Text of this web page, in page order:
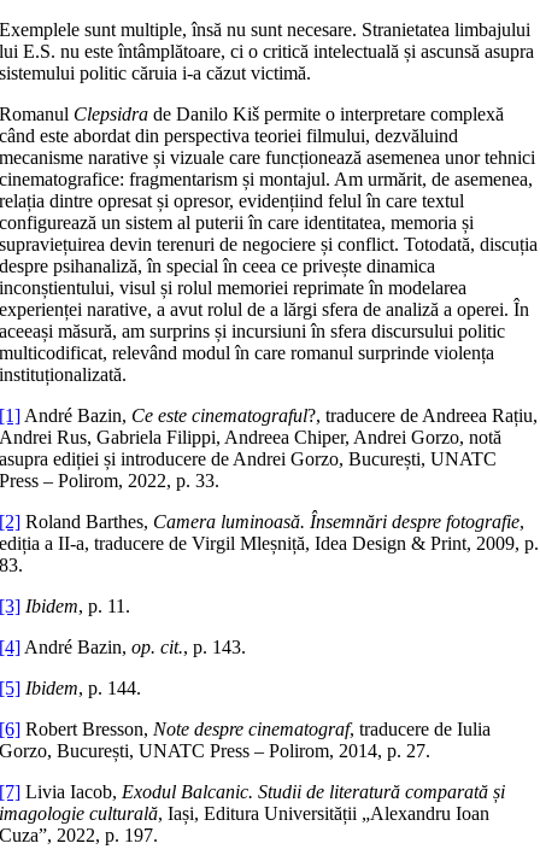
Exemplele sunt multiple, însă nu sunt necesare. Stranietatea limbajului
lui E.S. nu este întâmplătoare, ci o critică intelectuală și ascunsă asupra
sistemului politic căruia i-a căzut victimă.
Romanul Clepsidra de Danilo Kiš permite o interpretare complexă
când este abordat din perspectiva teoriei filmului, dezvăluind
mecanisme narative și vizuale care funcționează asemenea unor tehnici
cinematografice: fragmentarism și montajul. Am urmărit, de asemenea,
relația dintre opresat și opresor, evidențiind felul în care textul
configurează un sistem al puterii în care identitatea, memoria și
supraviețuirea devin terenuri de negociere și conflict. Totodată, discuția
despre psihanaliză, în special în ceea ce privește dinamica
inconștientului, visul și rolul memoriei reprimate în modelarea
experienței narative, a avut rolul de a lărgi sfera de analiză a operei. În
aceeași măsură, am surprins și incursiuni în sfera discursului politic
multicodificat, relevând modul în care romanul surprinde violența
instituționalizată.
[1] André Bazin, Ce este cinematograful?, traducere de Andreea Rațiu,
Andrei Rus, Gabriela Filippi, Andreea Chiper, Andrei Gorzo, notă
asupra ediției și introducere de Andrei Gorzo, București, UNATC
Press – Polirom, 2022, p. 33.
[2] Roland Barthes, Camera luminoasă. Însemnări despre fotografie,
ediția a II-a, traducere de Virgil Mleșniță, Idea Design & Print, 2009, p.
83.
[3] Ibidem, p. 11.
[4] André Bazin,op. cit., p. 143.
[5] Ibidem, p. 144.
[6] Robert Bresson, Note despre cinematograf, traducere de Iulia
Gorzo, București, UNATC Press – Polirom, 2014, p. 27.
[7] Livia Iacob, Exodul Balcanic. Studii de literatură comparată și
imagologie culturală, Iași, Editura Universității „Alexandru Ioan
Cuza”, 2022, p. 197.